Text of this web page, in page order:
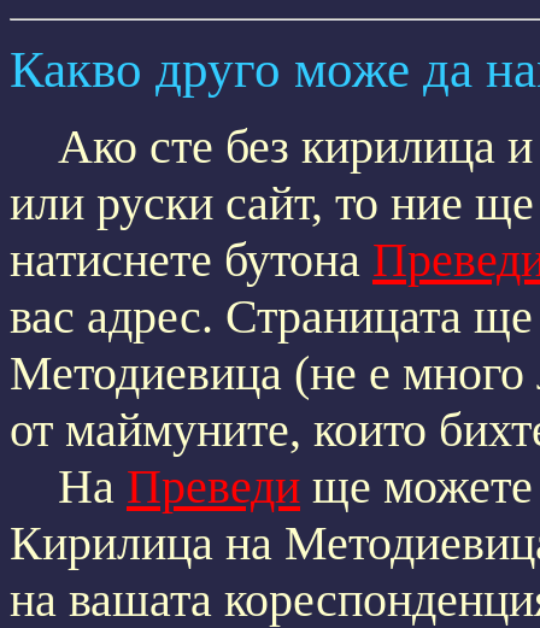
Какво друго може да
Ако сте без кирилица и
или руски сайт, то ние
натиснете бутона
вас адрес. Страницата
Методиевица (не е много
от маймуните, които
На Преведи ще можете
Кирилица на
на вашата